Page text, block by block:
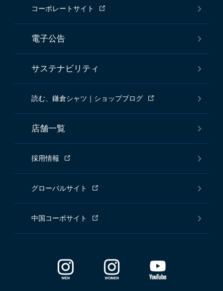
コーポレートサイト
電子公告
サステナビリティ
読む、鎌倉シャツ｜ショップブログ
店舗一覧
採用情報
グローバルサイト
中国コーポサイト